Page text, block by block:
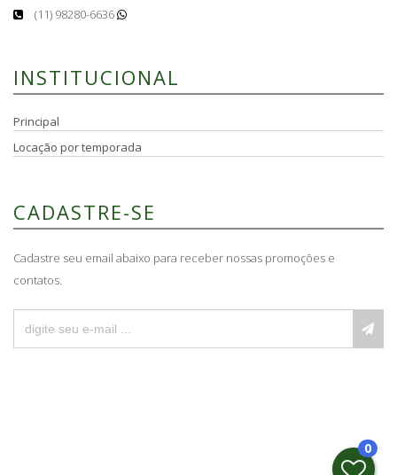
(11) 98280-6636
INSTITUCIONAL
Principal
Locação por temporada
CADASTRE-SE
Cadastre seu email abaixo para receber nossas promoções e
contatos.
0